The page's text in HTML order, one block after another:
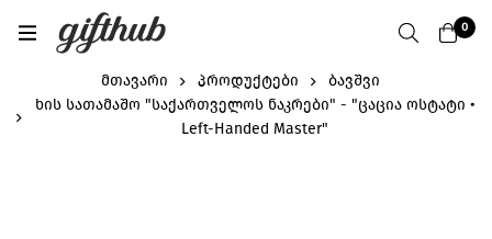
0
მთავარი პროდუქტები
ბავშვი
ხის სათამაშო "საქართველოს ნაკრები" - "ცაცია ოსტატი •
Left-Handed Master"